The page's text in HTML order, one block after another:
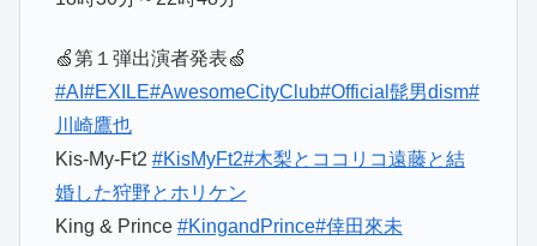
🍏第１弾出演者発表🍏
#AI #EXILE#AwesomeCityClub#Official髭男dism#
川崎鷹也
Kis-My-Ft2 #KisMyFt2#木梨とココリコ遠藤と結
婚した狩野とホリケン
King & Prince #KingandPrince#倖田來未